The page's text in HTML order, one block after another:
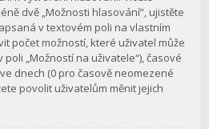
dvě „Možnosti hlasování“, ujistěte
v textovém poli na vlastním
počet možností, které uživatel může
„Možností na uživatele“), časové
dnech (0 pro časově neomezené
povolit uživatelům měnit jejich